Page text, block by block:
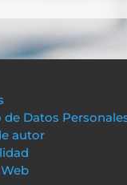
Datos
autor